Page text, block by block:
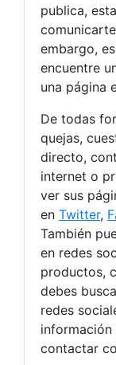
publica,
embargo,
encuentre
una página
De todas
quejas,
directo,
internet o
ver sus
en Twitter,
También
en redes
productos,
debes
redes
contactar